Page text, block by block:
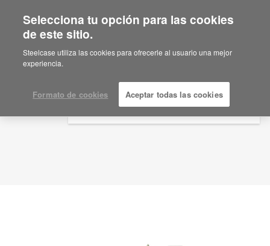
Are you in United States?
Would you like to see Products we sell in
your region?
English
Español
Idea de planificación
ID: YY2ST7KX
Selecciona tu opción para las cookies
de este sitio.
Steelcase utiliza las cookies para ofrecerle al usuario una mejor
experiencia.
Formato de cookies Aceptar todas las cookies